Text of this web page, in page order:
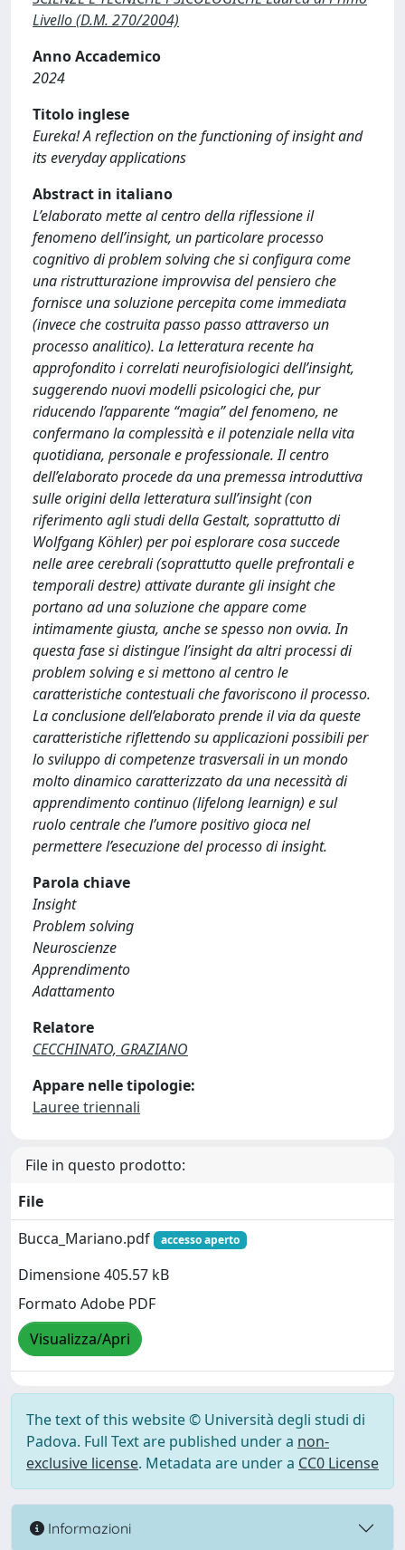
Livello (D.M. 270/2004)
Anno Accademico
2024
Titolo inglese
Eureka! A reflection on the functioning of insight and
its everyday applications
Abstract in italiano
L’elaborato mette al centro della riflessione il
fenomeno dell’insight, un particolare processo
cognitivo di problem solving che si configura come
una ristrutturazione improvvisa del pensiero che
fornisce una soluzione percepita come immediata
(invece che costruita passo passo attraverso un
processo analitico). La letteratura recente ha
approfondito i correlati neurofisiologici dell’insight,
suggerendo nuovi modelli psicologici che, pur
riducendo l’apparente “magia” del fenomeno, ne
confermano la complessità e il potenziale nella vita
quotidiana, personale e professionale. Il centro
dell’elaborato procede da una premessa introduttiva
sulle origini della letteratura sull’insight (con
riferimento agli studi della Gestalt, soprattutto di
Wolfgang Köhler) per poi esplorare cosa succede
nelle aree cerebrali (soprattutto quelle prefrontali e
temporali destre) attivate durante gli insight che
portano ad una soluzione che appare come
intimamente giusta, anche se spesso non ovvia. In
questa fase si distingue l’insight da altri processi di
problem solving e si mettono al centro le
caratteristiche contestuali che favoriscono il processo.
La conclusione dell’elaborato prende il via da queste
caratteristiche riflettendo su applicazioni possibili per
lo sviluppo di competenze trasversali in un mondo
molto dinamico caratterizzato da una necessità di
apprendimento continuo (lifelong learnign) e sul
ruolo centrale che l’umore positivo gioca nel
permettere l’esecuzione del processo di insight.
Parola chiave
Insight
Problem solving
Neuroscienze
Apprendimento
Adattamento
Relatore
CECCHINATO, GRAZIANO
Appare nelle tipologie:
Lauree triennali
File in questo prodotto:
File
Bucca_Mariano.pdf
accesso aperto
Dimensione 405.57 kB
Formato Adobe PDF
Visualizza/Apri
The text of this website © Università degli studi di
Padova. Full Text are published under a non-
exclusive license. Metadata are under a CC0 License
Informazioni